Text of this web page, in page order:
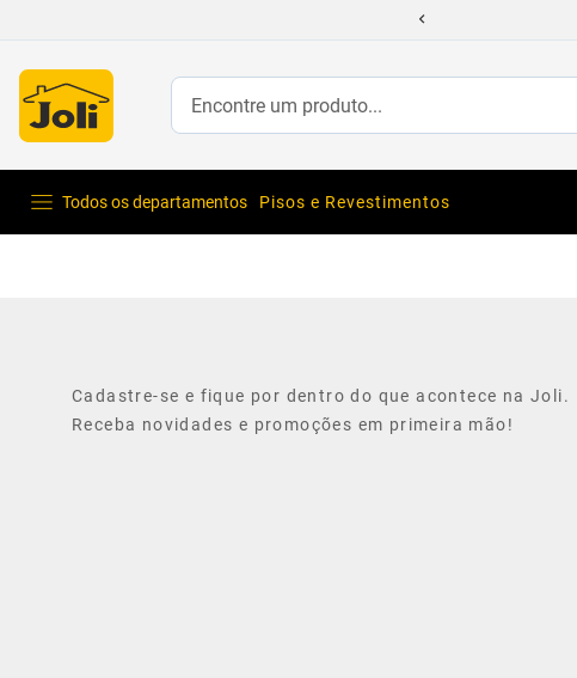
Encontre um produto...
Todos os departamentos Pisos e Revestimentos
Cadastre-se e fique por dentro do que acontece na Joli.
Receba novidades e promoções em primeira mão!